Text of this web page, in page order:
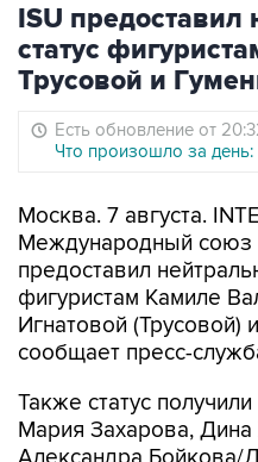
ISU предоставил
статус
Трусовой и
Есть обновление от
Что произошло за день:
Москва. 7 августа.
Международный союз
предоставил
фигуристам Камиле
Игнатовой (Трусовой)
сообщает пресс-
Также статус
Мария Захарова, Дина